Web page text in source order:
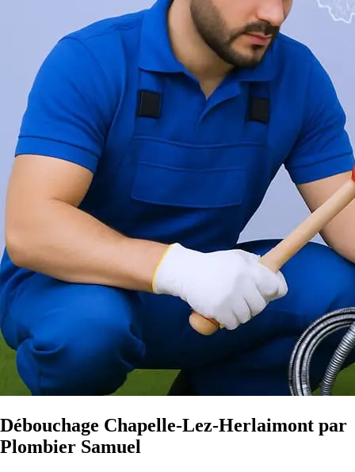
Débouchage Chapelle-Lez-Herlaimont par
Plombier Samuel